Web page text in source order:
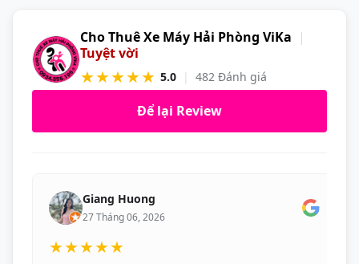
Cho Thuê Xe Máy Hải Phòng ViKa |
Tuyệt vời
★★★★★ 5.0 | 482 Đánh giá
Để lại Review
Giang Huong
27 Tháng 06, 2026
★★★★★